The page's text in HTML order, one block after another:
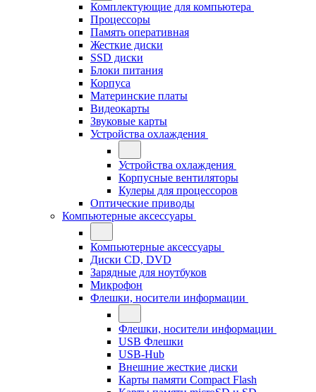
Комплектующие для компьютера
Процессоры
Память оперативная
Жесткие диски
SSD диски
Блоки питания
Корпуса
Материнские платы
Видеокарты
Звуковые карты
Устройства охлаждения
Устройства охлаждения
Корпусные вентиляторы
Кулеры для процессоров
Оптические приводы
Компьютерные аксессуары
Компьютерные аксессуары
Диски CD, DVD
Зарядные для ноутбуков
Микрофон
Флешки, носители информации
Флешки, носители информации
USB Флешки
USB-Hub
Внешние жесткие диски
Карты памяти Compact Flash